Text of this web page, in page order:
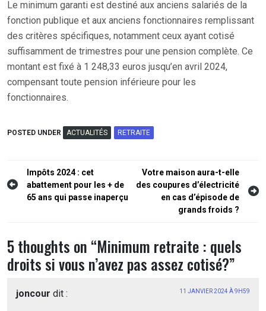
Le minimum garanti est destiné aux anciens salariés de la
fonction publique et aux anciens fonctionnaires remplissant
des critères spécifiques, notamment ceux ayant cotisé
suffisamment de trimestres pour une pension complète. Ce
montant est fixé à 1 248,33 euros jusqu’en avril 2024,
compensant toute pension inférieure pour les
fonctionnaires.
POSTED UNDER ACTUALITÉS RETRAITE
Navigation
de
Impôts 2024 : cet
abattement pour les + de
65 ans qui passe inaperçu
Votre maison aura-t-elle
des coupures d’électricité
en cas d’épisode de
grands froids ?
5 thoughts on “Minimum retraite : quels
droits si vous n’avez pas assez cotisé?”
joncour dit : 11 JANVIER 2024 À 9H59